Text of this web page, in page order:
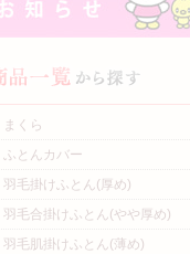
まくら
ふとんカバー
羽毛掛けふとん(厚め)
羽毛合掛けふとん(やや厚め)
羽毛肌掛けふとん(薄め)